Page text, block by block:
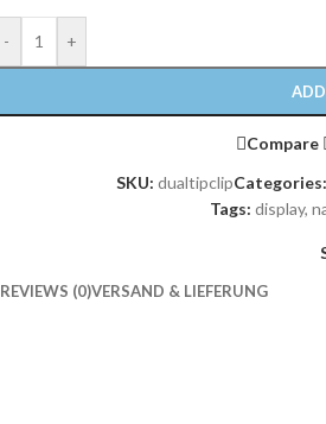
- +
Compare
SKU: dualtipclipCategories:
Tags: display,
REVIEWS (0)VERSAND & LIEFERUNG